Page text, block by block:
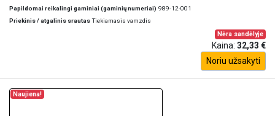
Papildomai reikalingi gaminiai (gaminių numeriai) 989-12-001
Priekinis / atgalinis srautas Tiekiamasis vamzdis
Nėra sandėlyje
Kaina: 32,33 €
Noriu užsakyti
Naujiena!